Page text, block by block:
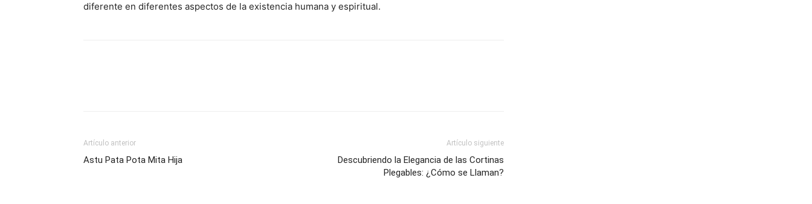
diferente en diferentes aspectos de la existencia humana y espiritual.
Artículo anterior
Astu Pata Pota Mita Hija
Artículo siguiente
Descubriendo la Elegancia de las Cortinas
Plegables: ¿Cómo se Llaman?